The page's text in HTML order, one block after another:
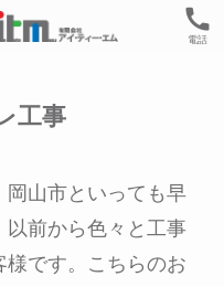
電話
工事
岡山市といっても早
前から色々と工事
様です。こちらのお